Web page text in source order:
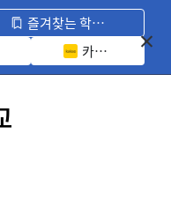
즐겨찾는 학교 모아보기
카카오톡 공유